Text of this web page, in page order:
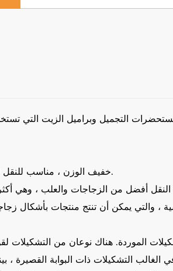
2. خفيف الوزن ، مناسب للنقل لمسافات طويلة للمنتجات ، مما يوفر تكاليف النقل.